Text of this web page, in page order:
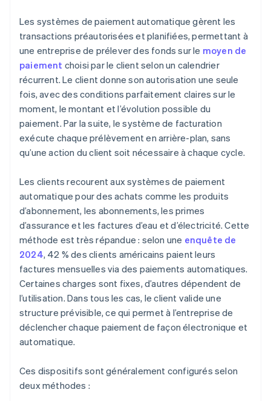
Les systèmes de paiement automatique gèrent les
transactions préautorisées et planifiées, permettant à
une entreprise de prélever des fonds sur le moyen de
paiement choisi par le client selon un calendrier
récurrent. Le client donne son autorisation une seule
fois, avec des conditions parfaitement claires sur le
moment, le montant et l’évolution possible du
paiement. Par la suite, le système de facturation
exécute chaque prélèvement en arrière-plan, sans
qu’une action du client soit nécessaire à chaque cycle.
Les clients recourent aux systèmes de paiement
automatique pour des achats comme les produits
d’abonnement, les abonnements, les primes
d’assurance et les factures d’eau et d’électricité. Cette
méthode est très répandue : selon une enquête de
2024, 42 % des clients américains paient leurs
factures mensuelles via des paiements automatiques.
Certaines charges sont fixes, d’autres dépendent de
l’utilisation. Dans tous les cas, le client valide une
structure prévisible, ce qui permet à l’entreprise de
déclencher chaque paiement de façon électronique et
automatique.
Ces dispositifs sont généralement configurés selon
deux méthodes :